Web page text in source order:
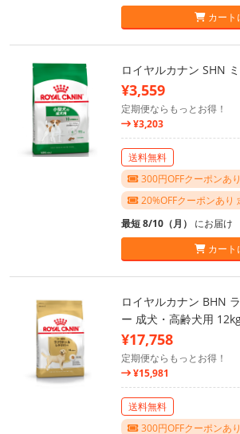
カート
ロイヤルカナン SHN
¥3,559
定期便ならもっとお得！
¥3,203
送料無料
300円OFFクーポンあり
20%OFFクーポンあり
最短 8/10（月） にお届け
カート
ロイヤルカナン BHN
ー 成犬・高齢犬用
¥17,758
定期便ならもっとお得！
¥15,981
送料無料
300円OFFクーポンあり